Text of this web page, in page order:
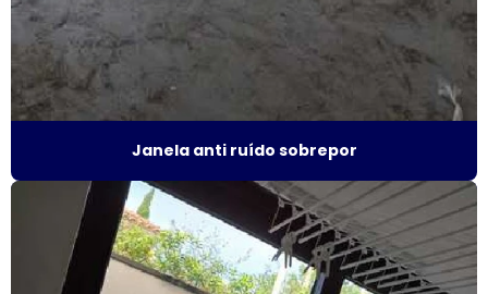
Esquadrias de alumínio sob medida preço
Esquadrias de alumínio sob medida são paulo
Esquadrias de alumínio preço m2
Esquadrias de alumínio em são paulo
Esquadrias de alumínio valor
Janela anti ruído sobrepor